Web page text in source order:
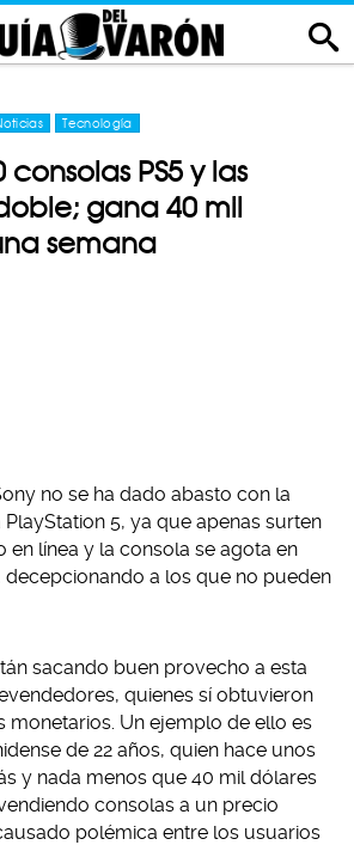
Tecnología
PS5 y las
gana 40 mil
semana
no se ha dado abasto con la
5, ya que apenas surten
en línea y la consola se agota en
decepcionando a los que no pueden
sacando buen provecho a esta
quienes sí obtuvieron
monetarios. Un ejemplo de ello es
de 22 años, quien hace unos
y nada menos que 40 mil dólares
consolas a un precio
polémica entre los usuarios